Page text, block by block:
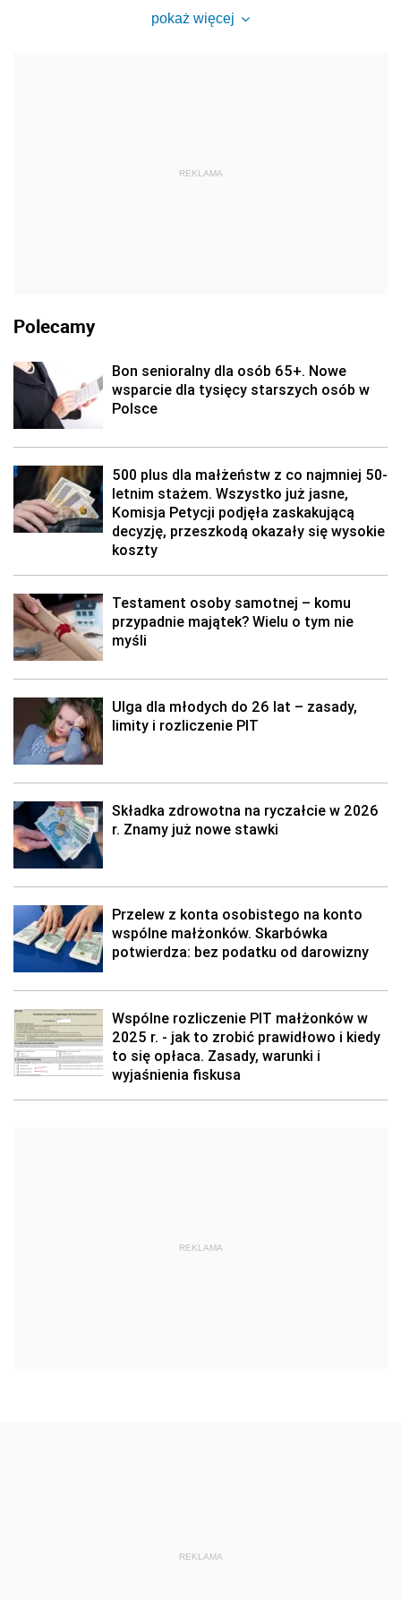
pokaż więcej
REKLAMA
Polecamy
Bon senioralny dla osób 65+. Nowe
wsparcie dla tysięcy starszych osób w
Polsce
500 plus dla małżeństw z co najmniej 50-
letnim stażem. Wszystko już jasne,
Komisja Petycji podjęła zaskakującą
decyzję, przeszkodą okazały się wysokie
koszty
Testament osoby samotnej – komu
przypadnie majątek? Wielu o tym nie
myśli
Ulga dla młodych do 26 lat – zasady,
limity i rozliczenie PIT
Składka zdrowotna na ryczałcie w 2026
r. Znamy już nowe stawki
Przelew z konta osobistego na konto
wspólne małżonków. Skarbówka
potwierdza: bez podatku od darowizny
Wspólne rozliczenie PIT małżonków w
2025 r. - jak to zrobić prawidłowo i kiedy
to się opłaca. Zasady, warunki i
wyjaśnienia fiskusa
REKLAMA
REKLAMA